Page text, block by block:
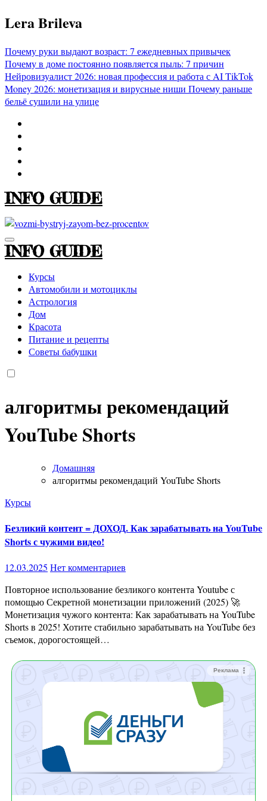
Перейти
к
Lera Brileva
Почему руки выдают возраст: 7 ежедневных привычек
Почему в доме постоянно появляется пыль: 7 причин
Нейровизуалист 2026: новая профессия и работа с AITikTok
Money 2026: монетизация и вирусные ниши Почему раньше
бельё сушили на улице
INFO GUIDE
INFO GUIDE
Курсы
Автомобили и мотоциклы
Астрология
Дом
Красота
Питание и рецепты
Советы бабушки
алгоритмы рекомендаций
YouTube Shorts
Домашняя
алгоритмы рекомендаций YouTube Shorts
Курсы
Безликий контент = ДОХОД. Как зарабатывать на YouTube
Shorts с чужими видео!
12.03.2025 Нет комментариев
Повторное использование безликого контента Youtube с
помощью Секретной монетизации приложений (2025) 🚀
Монетизация чужого контента: Как зарабатывать на YouTube
Shorts в 2025! Хотите стабильно зарабатывать на YouTube без
съемок, дорогостоящей…
Реклама